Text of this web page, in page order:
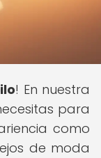
! En nuestra
para
como
de moda